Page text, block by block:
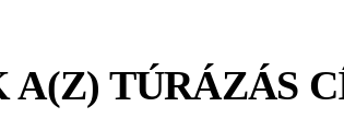
A(Z) TÚRÁZÁS